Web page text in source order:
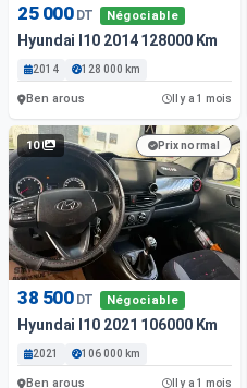
25 000 DT Négociable
Hyundai I10 2014 128000 Km
2014 128 000 km
Ben arous Il y a 1 mois
10 Prix normal
38 500 DT Négociable
Hyundai I10 2021 106000 Km
2021 106 000 km
Ben arous Il y a 1 mois